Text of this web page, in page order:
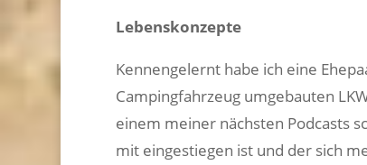
Lebenskonzepte
Kennengelernt habe ich eine
Campingfahrzeug umgebauten
einem meiner nächsten Podcasts
mit eingestiegen ist und der sich